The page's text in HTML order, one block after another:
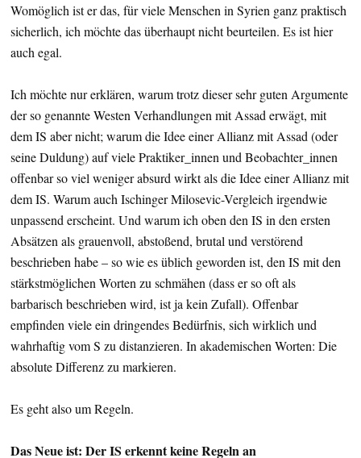
Womöglich ist er das, für viele Menschen in Syrien ganz praktisch
sicherlich, ich möchte das überhaupt nicht beurteilen. Es ist hier
auch egal.
Ich möchte nur erklären, warum trotz dieser sehr guten Argumente
der so genannte Westen Verhandlungen mit Assad erwägt, mit
dem IS aber nicht; warum die Idee einer Allianz mit Assad (oder
seine Duldung) auf viele Praktiker_innen und Beobachter_innen
offenbar so viel weniger absurd wirkt als die Idee einer Allianz mit
dem IS. Warum auch Ischinger Milosevic-Vergleich irgendwie
unpassend erscheint. Und warum ich oben den IS in den ersten
Absätzen als grauenvoll, abstoßend, brutal und verstörend
beschrieben habe – so wie es üblich geworden ist, den IS mit den
stärkstmöglichen Worten zu schmähen (dass er so oft als
barbarisch beschrieben wird, ist ja kein Zufall). Offenbar
empfinden viele ein dringendes Bedürfnis, sich wirklich und
wahrhaftig vom S zu distanzieren. In akademischen Worten: Die
absolute Differenz zu markieren.
Es geht also um Regeln.
Das Neue ist: Der IS erkennt keine Regeln an